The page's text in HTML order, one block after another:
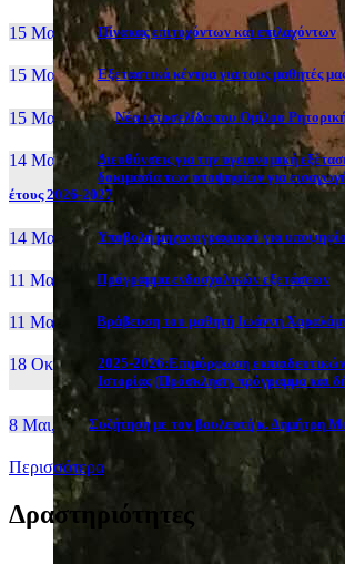
15 Μαι, 26 Πίνακας επιτυχόντων και επιλαχόντων
15 Μαι, 26 Εξεταστικά κέντρα για τους μαθητές
15 Μαι, 2026 Νέα ιστοσελίδα του Ομίλου
14 Μαι, 26
Διευθύνσεις για την υγειονομική
δοκιμασία των υποψηφίων για
έτους 2026-2027
14 Μαι, 26 Yποβολή μηχανογραφικού για
11 Μαι, 26 Πρόγραμμα ενδοσχολικών εξετάσεων
11 Μαι, 26 Βράβευση του μαθητή Ιωάννη
18 Οκτ, 25
2025-2026:Επιμόρφωση εκπαιδευτικών
Ιστορίας (Πρόσκληση, πρόγραμμα και
8 Μαι, 26 Συζήτηση με τον βουλευτή κ. Δημήτρη
Περισσότερα
Δραστηριότητες